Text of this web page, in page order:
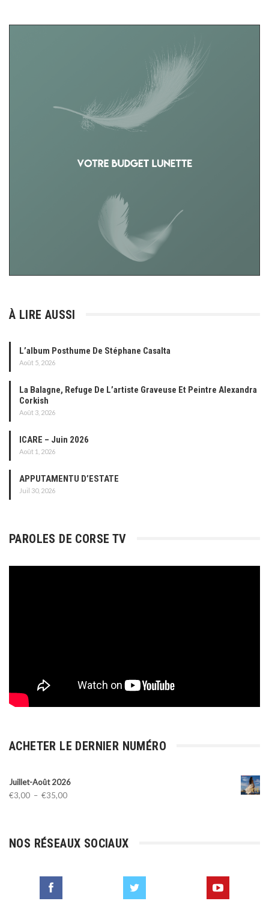
À LIRE AUSSI
L’album Posthume De Stéphane Casalta
Août 5, 2026
La Balagne, Refuge De L’artiste Graveuse Et Peintre Alexandra
Corkish
Août 3, 2026
ICARE – Juin 2026
Août 1, 2026
APPUTAMENTU D’ESTATE
Juil 30, 2026
PAROLES DE CORSE TV
ACHETER LE DERNIER NUMÉRO
Juillet-Août 2026
€3,00 – €35,00Plage
à
NOS RÉSEAUX SOCIAUX